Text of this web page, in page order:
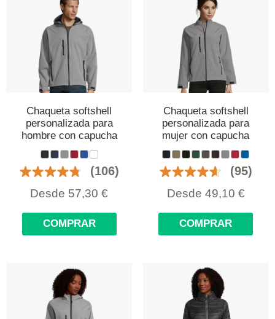
Chaqueta softshell
personalizada para
hombre con capucha
(106)
Desde 57,30 €
COMPRAR
Chaqueta softshell
personalizada para
mujer con capucha
(95)
Desde 49,10 €
COMPRAR